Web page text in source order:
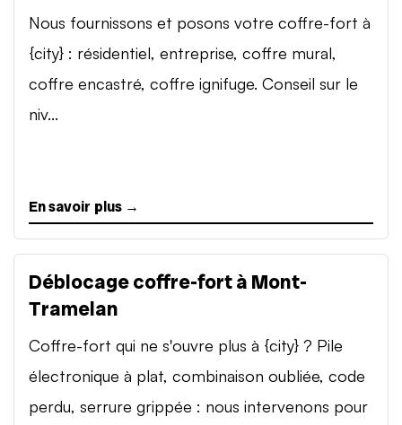
Nous fournissons et posons votre coffre-fort à
{city} : résidentiel, entreprise, coffre mural,
coffre encastré, coffre ignifuge. Conseil sur le
niv...
En savoir plus →
Déblocage coffre-fort à Mont-
Tramelan
Coffre-fort qui ne s'ouvre plus à {city} ? Pile
électronique à plat, combinaison oubliée, code
perdu, serrure grippée : nous intervenons pour